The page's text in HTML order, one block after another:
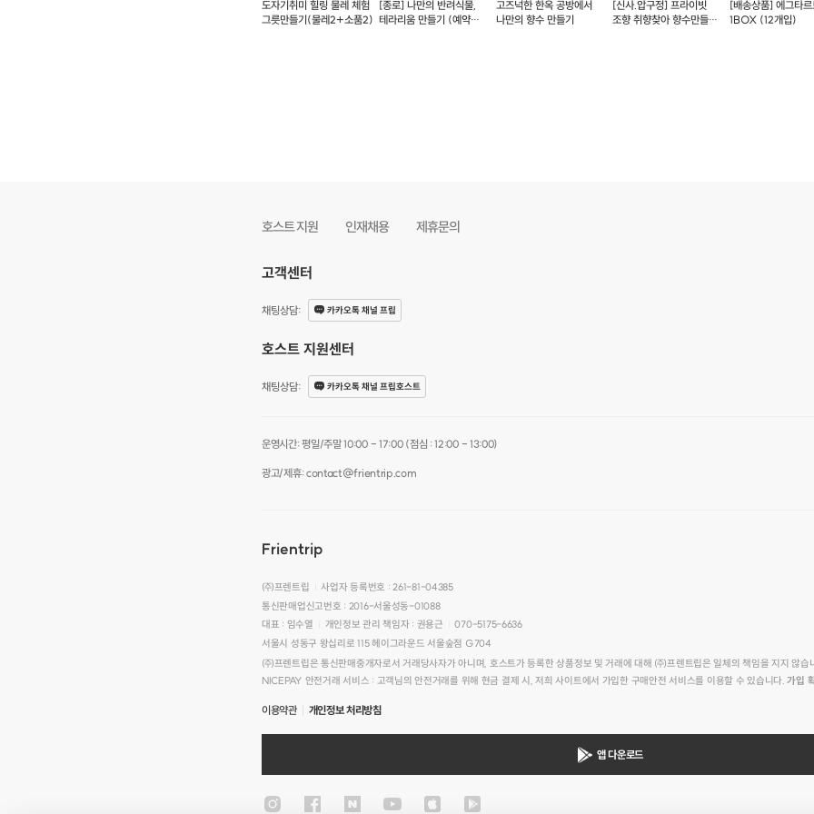
도자기취미 힐링 물레 체험
그릇만들기(물레2+소품2)
[종로] 나만의 반려식물,
테라리움 만들기 (예약
고즈넉한 한옥 공방에서
나만의 향수 만들기
[신사.압구정] 프라이빗
조향 취향찾아 향수만들기
[배송상품] 에그타
1BOX (12개입)
호스트 지원 인재채용 제휴문의
고객센터
채팅상담: 카카오톡 채널 프립
호스트 지원센터
채팅상담: 카카오톡 채널 프립호스트
운영시간: 평일/주말 10:00 - 17:00 (점심 : 12:00 - 13:00)
광고/제휴: contact@frientrip.com
Frientrip
㈜프렌트립
사업자 등록번호 : 261-81-04385
통신판매업신고번호 : 2016-서울성동-01088
대표 : 임수열
개인정보 관리 책임자 : 권용근
070-5175-6636
서울시 성동구 왕십리로 115 헤이그라운드 서울숲점 G704
㈜프렌트립은 통신판매중개자로서 거래당사자가 아니며, 호스트가 등록한 상품정보 및 거래에 대해 ㈜프렌트립은 일체의 책임을 지지 않습
NICEPAY 안전거래 서비스 : 고객님의 안전거래를 위해 현금 결제 시, 저희 사이트에서 가입한 구매안전 서비스를 이용할 수 있습니다.가입
이용약관 개인정보 처리방침
앱 다운로드